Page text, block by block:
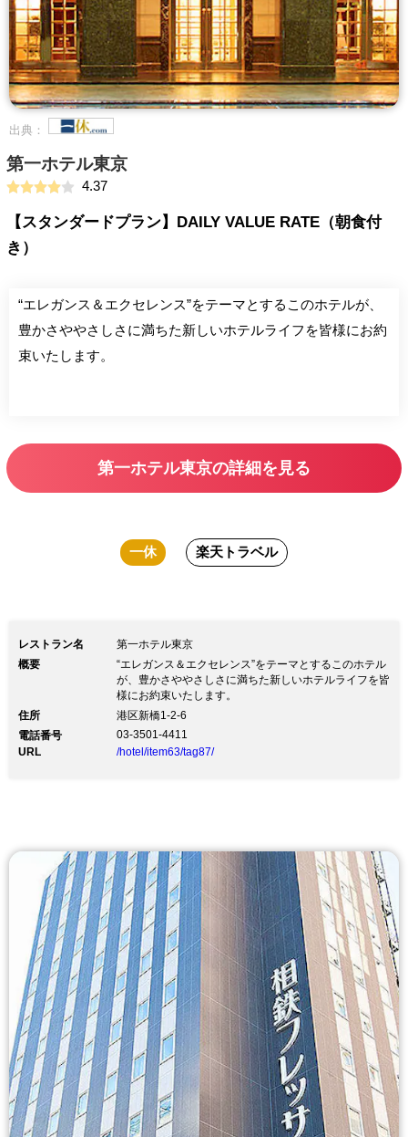
出典：
第一ホテル東京
4.37
【スタンダードプラン】DAILY VALUE RATE（朝食付
き）
“エレガンス＆エクセレンス”をテーマとするこのホテルが、
豊かさややさしさに満ちた新しいホテルライフを皆様にお約
束いたします。
第一ホテル東京の詳細を見る
一休 楽天トラベル
レストラン名
第一ホテル東京
概要
“エレガンス＆エクセレンス”をテーマとするこのホテル
が、豊かさややさしさに満ちた新しいホテルライフを皆
様にお約束いたします。
住所
港区新橋1-2-6
電話番号
03-3501-4411
URL
/hotel/item63/tag87/